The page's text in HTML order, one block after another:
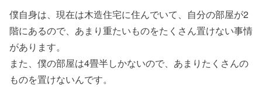
僕自身は、現在は木造住宅に住んでいて、自分の部屋が2
階にあるので、あまり重たいものをたくさん置けない事情
があります。
また、僕の部屋は4畳半しかないので、あまりたくさんの
ものを置けないんです。